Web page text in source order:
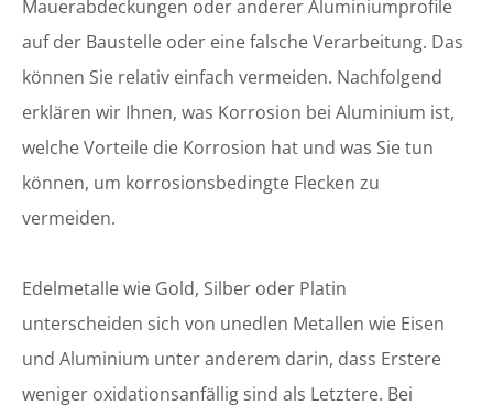
Mauerabdeckungen oder anderer Aluminiumprofile
auf der Baustelle oder eine falsche Verarbeitung. Das
können Sie relativ einfach vermeiden. Nachfolgend
erklären wir Ihnen, was Korrosion bei Aluminium ist,
welche Vorteile die Korrosion hat und was Sie tun
können, um korrosionsbedingte Flecken zu
vermeiden.
Edelmetalle wie Gold, Silber oder Platin
unterscheiden sich von unedlen Metallen wie Eisen
und Aluminium unter anderem darin, dass Erstere
weniger oxidationsanfällig sind als Letztere. Bei